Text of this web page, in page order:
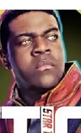
EPISÓDIOS DE STAR TREK
DESTAR TREKSOBRE